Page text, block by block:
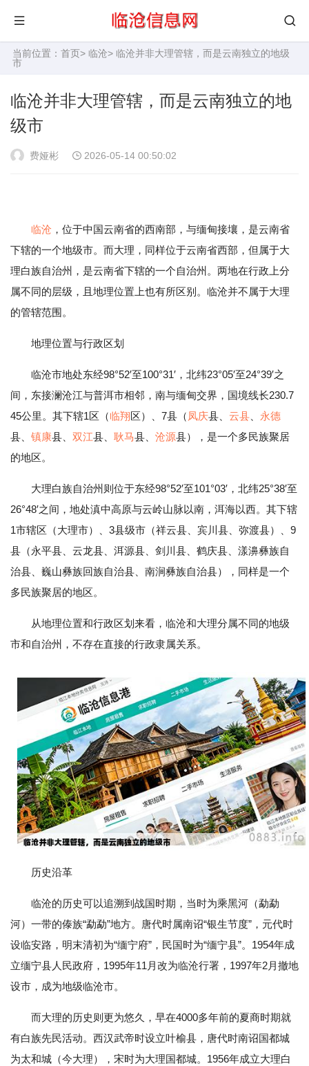
当前位置： 首页> 临沧> 临沧并非大理管辖，而是云南独立的地级
市
临沧并非大理管辖，而是云南独立的地
级市
费娅彬 2026-05-14 00:50:02
临沧 ，位于中国云南省的西南部，与缅甸接壤，是云南省
下辖的一个地级市。而大理，同样位于云南省西部，但属于大
理白族自治州，是云南省下辖的一个自治州。两地在行政上分
属不同的层级，且地理位置上也有所区别。临沧并不属于大理
的管辖范围。
地理位置与行政区划
临沧市地处东经98°52′至100°31′，北纬23°05′至24°39′之
间，东接澜沧江与普洱市相邻，南与缅甸交界，国境线长230.7
45公里。其下辖1区（临翔区）、7县（ 凤庆县、 云县
永德
县、 镇康县、 双江县、 耿马县、 沧源县），是一个多民族聚居
的地区。
大理白族自治州则位于东经98°52′至101°03′，北纬25°38′至
26°48′之间，地处滇中高原与云岭山脉以南，洱海以西。其下辖
1市辖区（大理市）、3县级市（祥云县、宾川县、弥渡县）、9
县（永平县、云龙县、洱源县、剑川县、鹤庆县、漾濞彝族自
治县、巍山彝族回族自治县、南涧彝族自治县），同样是一个
多民族聚居的地区。
从地理位置和行政区划来看，临沧和大理分属不同的地级
市和自治州，不存在直接的行政隶属关系。
历史沿革
临沧的历史可以追溯到战国时期，当时为乘黑河（勐勐
河）一带的傣族“勐勐”地方。唐代时属南诏“银生节度”，元代时
设临安路，明末清初为“缅宁府”，民国时为“缅宁县”。1954年成
立缅宁县人民政府，1995年11月改为临沧行署，1997年2月撤地
设市，成为地级临沧市。
而大理的历史则更为悠久，早在4000多年前的夏商时期就
有白族先民活动。西汉武帝时设立叶榆县，唐代时南诏国都城
为太和城（今大理），宋时为大理国都城。1956年成立大理白